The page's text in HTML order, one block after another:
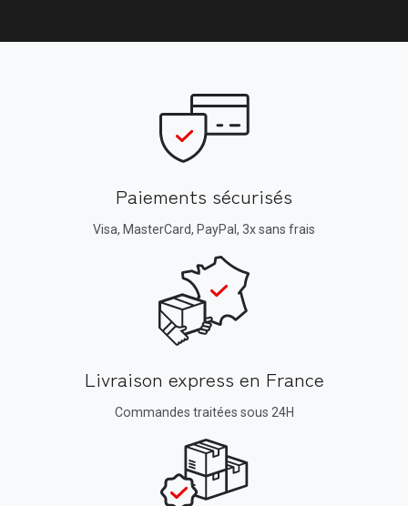
Paiements sécurisés
Visa, MasterCard, PayPal, 3x sans frais
Livraison express en France
Commandes traitées sous 24H